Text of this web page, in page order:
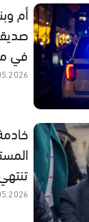
أم
في